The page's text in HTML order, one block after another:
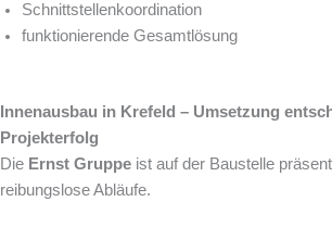
Schnittstellenkoordination
funktionierende Gesamtlösung
Innenausbau in Krefeld – Umsetzung
Projekterfolg
Die Ernst Gruppe ist auf der Baustelle
reibungslose Abläufe.